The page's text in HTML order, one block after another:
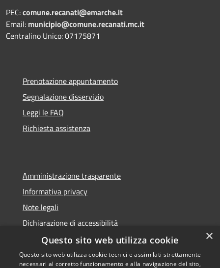
PEC:comune.recanati@emarche.it
Email: municipio@comune.recanati.mc.it
Centralino Unico: 07175871
Prenotazione appuntamento
Segnalazione disservizio
Leggi le FAQ
Richiesta assistenza
Amministrazione trasparente
Informativa privacy
Note legali
Dichiarazione di accessibilità
×
Questo sito web utilizza cookie
Questo sito web utilizza cookie tecnici e assimilati strettamente
necessari al corretto funzionamento e alla navigazione del sito,